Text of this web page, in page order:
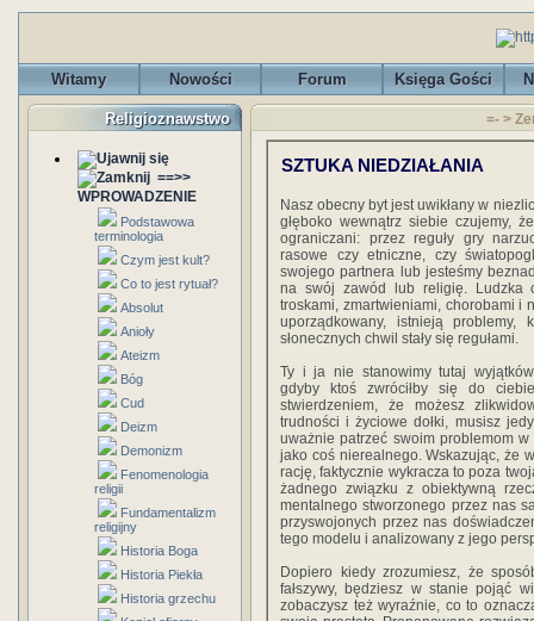
Witamy Nowości Forum Księga Gości
Religioznawstwo
==>>
WPROWADZENIE
Podstawowa
terminologia
Czym jest kult?
Co to jest rytuał?
Absolut
Anioły
Ateizm
Bóg
Cud
Deizm
Demonizm
Fenomenologia
religii
Fundamentalizm
religijny
Historia Boga
Historia Piekła
Historia grzechu
=- >
SZTUKA NIEDZIAŁANIA
Nasz obecny byt jest uwikłany w
głęboko wewnątrz siebie czujemy,
ograniczani: przez reguły gry
rasowe czy etniczne, czy
swojego partnera lub jesteśmy
na swój zawód lub religię. Ludzka
troskami, zmartwieniami, chorobami i
uporządkowany, istnieją
słonecznych chwil stały się regułami.
Ty i ja nie stanowimy tutaj
gdyby ktoś zwróciłby się do
stwierdzeniem, że możesz
trudności i życiowe dołki, musisz
uważnie patrzeć swoim problemom
jako coś nierealnego. Wskazując, że
rację, faktycznie wykracza to poza
żadnego związku z obiektywną
mentalnego stworzonego przez nas
przyswojonych przez nas
tego modelu i analizowany z jego
Dopiero kiedy zrozumiesz, że
fałszywy, będziesz w stanie pojąć
zobaczysz też wyraźnie, co to